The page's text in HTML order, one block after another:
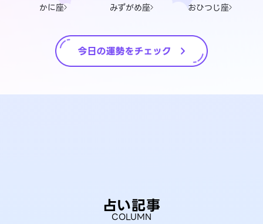
かに座 みずがめ座 おひつじ座
占い記事
COLUMN